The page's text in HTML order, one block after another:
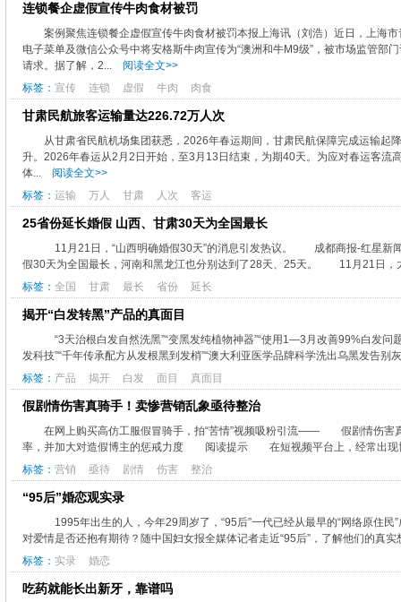
连锁餐企虚假宣传牛肉食材被罚
案例聚焦连锁餐企虚假宣传牛肉食材被罚本报上海讯（刘浩）近日，上海
电子菜单及微信公众号中将安格斯牛肉宣传为“澳洲和牛M9级”，被市场监管
请求。据了解，2...
阅读全文>>
标签： 宣传 连锁 虚假 牛肉 肉食
甘肃民航旅客运输量达226.72万人次
从甘肃省民航机场集团获悉，2026年春运期间，甘肃民航保障完成运输
升。2026年春运从2月2日开始，至3月13日结束，为期40天。为应对春运客流
体...
阅读全文>>
标签： 运输 万人 甘肃 人次 客运
25省份延长婚假 山西、甘肃30天为全国最长
11月21日，“山西明确婚假30天”的消息引发热议。 成都商报-红星新
假30天为全国最长，河南和黑龙江也分别达到了28天、25天。 11月21日，
标签： 全国 甘肃 最长 省份 延长
揭开“白发转黑”产品的真面目
“3天治根白发自然洗黑”“变黑发纯植物神器”“使用1—3月改善99%白发
发科技”“千年传承配方从发根黑到发梢”“澳大利亚医学品牌科学洗出乌黑发告
标签： 产品 揭开 白发 面目 真面目
假剧情伤害真骑手！卖惨营销乱象亟待整治
在网上购买高仿工服假冒骑手，拍“苦情”视频吸粉引流—— 假剧情伤害
率，并加大对造假博主的惩戒力度 阅读提示 在短视频平台上，经常出现
标签： 营销 亟待 剧情 伤害 整治
“95后”婚恋观实录
1995年出生的人，今年29周岁了，“95后”一代已经从最早的“网络原住
对爱情是否还抱有期待？随中国妇女报全媒体记者走近“95后”，了解他们
标签： 实录 婚恋
吃药就能长出新牙，靠谱吗